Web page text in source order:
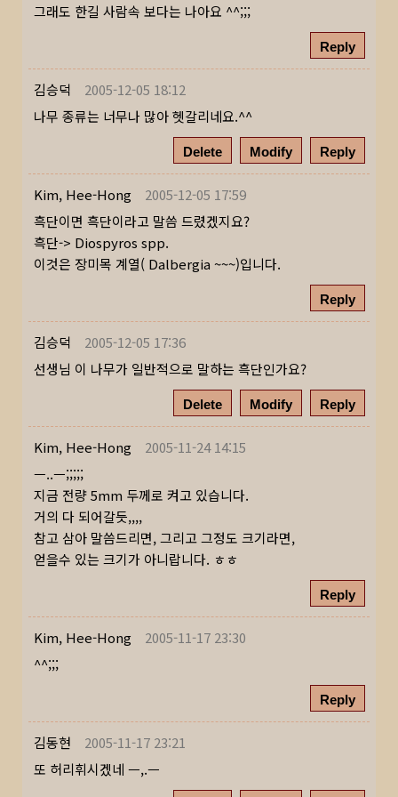
그래도 한길 사람속 보다는 나아요 ^^;;;
Reply
김승덕
2005-12-05 18:12
나무 종류는 너무나 많아 헷갈리네요.^^
Delete Modify Reply
Kim, Hee-Hong
2005-12-05 17:59
흑단이면 흑단이라고 말씀 드렸겠지요?
흑단-> Diospyros spp.
이것은 장미목 계열( Dalbergia ~~~)입니다.
Reply
김승덕
2005-12-05 17:36
선생님 이 나무가 일반적으로 말하는 흑단인가요?
Delete Modify Reply
Kim, Hee-Hong
2005-11-24 14:15
ㅡ..ㅡ;;;;;
지금 전량 5mm 두께로 켜고 있습니다.
거의 다 되어갈듯,,,,
참고 삼아 말씀드리면, 그리고 그정도 크기라면,
얻을수 있는 크기가 아니랍니다. ㅎㅎ
Reply
Kim, Hee-Hong
2005-11-17 23:30
^^;;;
Reply
김동현
2005-11-17 23:21
또 허리휘시겠네 ㅡ,.ㅡ